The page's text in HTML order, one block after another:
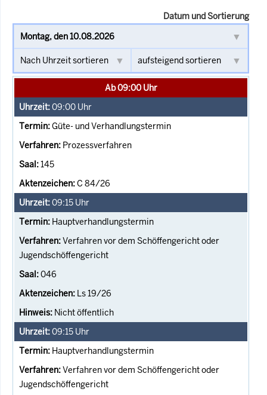
Datum und Sortierung
Ab 09:00 Uhr
09:00 Uhr
Güte- und Verhandlungstermin
Prozessverfahren
145
C 84/26
09:15 Uhr
Hauptverhandlungstermin
Verfahren vor dem Schöffengericht oder
Jugendschöffengericht
046
Ls 19/26
Nicht öffentlich
09:15 Uhr
Hauptverhandlungstermin
Verfahren vor dem Schöffengericht oder
Jugendschöffengericht